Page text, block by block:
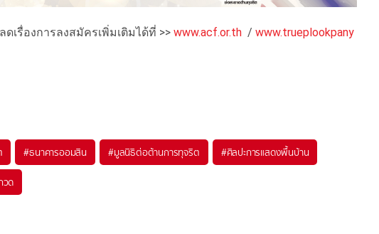
เรื่องการลงสมัครเพิ่มเติมได้ที่ >> www.acf.or.th / www.trueplookpany
#ธนาคารออมสิน #มูลนิธิต่อต้านการทุจริต #ศิลปะการแสดงพื้นบ้าน
วด